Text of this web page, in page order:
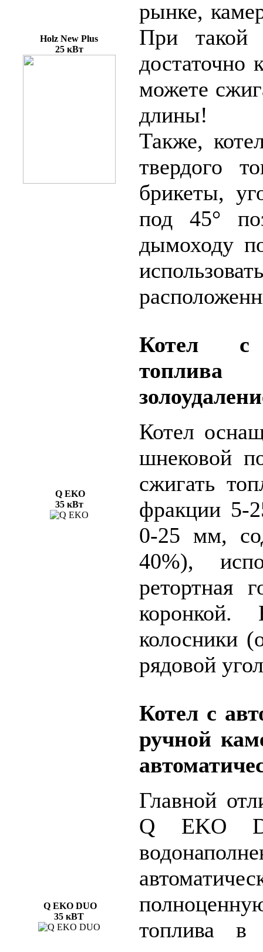
Holz New Plus
25 кВт
рынке,
При такой
достаточно
можете
длины!
Также,
твердого
брикеты,
под 45°
дымоходу
Q EKO
35 кВт
Котел с
Котел
шнековой
сжигать
фракции 5-
0-25 мм,
40%),
ретортная
коронкой.
колосники
рядовой
Q EKO DUO
35 кВТ
Котел с
ручной
Главной
Q EKO
топлива в